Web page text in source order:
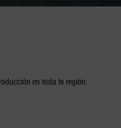
en toda la región.